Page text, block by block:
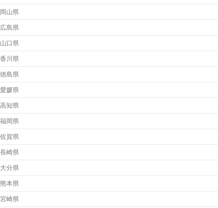
岡山県
広島県
山口県
香川県
徳島県
愛媛県
高知県
福岡県
佐賀県
長崎県
大分県
熊本県
宮崎県